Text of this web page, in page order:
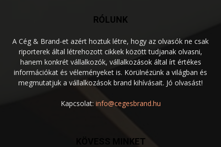
RÓLUNK
A Cég & Brand-et azért hoztuk létre, hogy az olvasók ne csak
riporterek által létrehozott cikkek között tudjanak olvasni,
hanem konkrét vállalkozók, vállalkozások által írt értékes
információkat és véleményeket is. Körülnézünk a világban és
megmutatjuk a vállalkozások brand kihívásait. Jó olvasást!
Kapcsolat: info@cegesbrand.hu
KÖVESS MINKET